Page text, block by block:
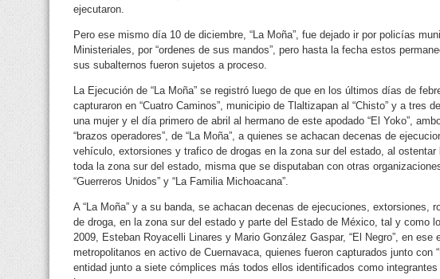
ejecutaron.
Pero ese mismo día 10 de diciembre, “La Moña”, fue dejado ir por policías
Ministeriales, por “ordenes de sus mandos”, pero hasta la fecha estos
sus subalternos fueron sujetos a proceso.
La Ejecución de “La Moña” se registró luego de que en los últimos días de
capturaron en “Cuatro Caminos”, municipio de Tlaltizapan al “Chisto” y a tres
una mujer y el día primero de abril al hermano de este apodado “El Yoko”,
“brazos operadores”, de “La Moña”, a quienes se achacan decenas de
vehículo, extorsiones y trafico de drogas en la zona sur del estado, al ostentar
toda la zona sur del estado, misma que se disputaban con otras
“Guerreros Unidos” y “La Familia Michoacana”.
A “La Moña” y a su banda, se achacan decenas de ejecuciones, extorsiones,
de droga, en la zona sur del estado y parte del Estado de México, tal y como
2009, Esteban Royacelli Linares y Mario González Gaspar, “El Negro”, en ese
metropolitanos en activo de Cuernavaca, quienes fueron capturados junto con
entidad junto a siete cómplices más todos ellos identificados como